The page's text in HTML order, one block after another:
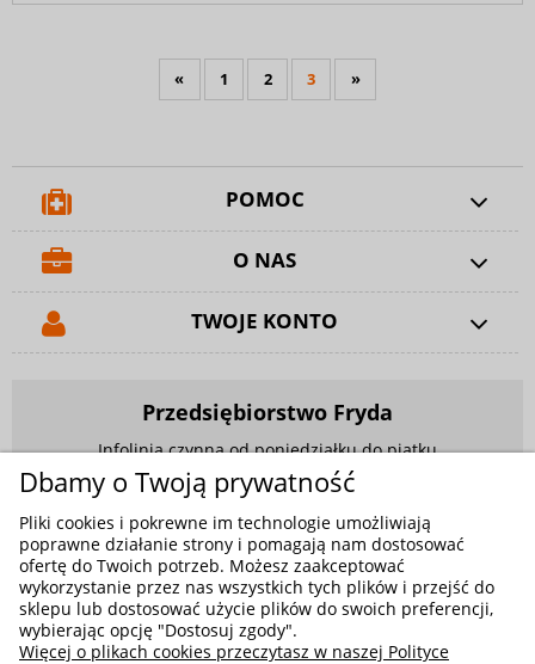
« 1 2 3 »
POMOC
O NAS
TWOJE KONTO
Przedsiębiorstwo Fryda
Infolinia czynna od poniedziałku do piątku
w godzinach 9.00 - 17.00
881 703 704
E-mail:sklep@fryda.com.pl
Sklepy stacjonarne:
ul. Składowa 26, 34-400 Nowy Targ
ul. Żywiecka 91, 43-300 Bielsko-Biała
Dbamy o Twoją prywatność
Pliki cookies i pokrewne im technologie umożliwiają
poprawne działanie strony i pomagają nam dostosować
ofertę do Twoich potrzeb. Możesz zaakceptować
wykorzystanie przez nas wszystkich tych plików i przejść do
sklepu lub dostosować użycie plików do swoich preferencji,
wybierając opcję "Dostosuj zgody".
Więcej o plikach cookies przeczytasz w naszej Polityce